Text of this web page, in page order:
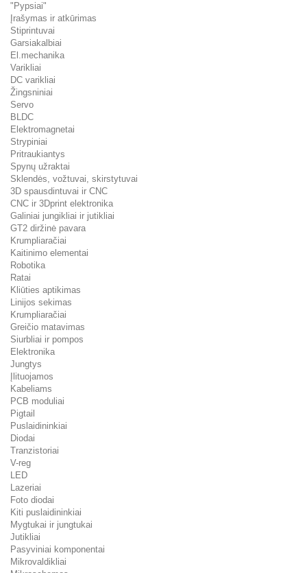
"Pypsiai"
Įrašymas ir atkūrimas
Stiprintuvai
Garsiakalbiai
El.mechanika
Varikliai
DC varikliai
Žingsniniai
Servo
BLDC
Elektromagnetai
Strypiniai
Pritraukiantys
Spynų užraktai
Sklendės, vožtuvai, skirstytuvai
3D spausdintuvai ir CNC
CNC ir 3Dprint elektronika
Galiniai jungikliai ir jutikliai
GT2 diržinė pavara
Krumpliaračiai
Kaitinimo elementai
Robotika
Ratai
Kliūties aptikimas
Linijos sekimas
Krumpliaračiai
Greičio matavimas
Siurbliai ir pompos
Elektronika
Jungtys
Įlituojamos
Kabeliams
PCB moduliai
Pigtail
Puslaidininkiai
Diodai
Tranzistoriai
V-reg
LED
Lazeriai
Foto diodai
Kiti puslaidininkiai
Mygtukai ir jungtukai
Jutikliai
Pasyviniai komponentai
Mikrovaldikliai